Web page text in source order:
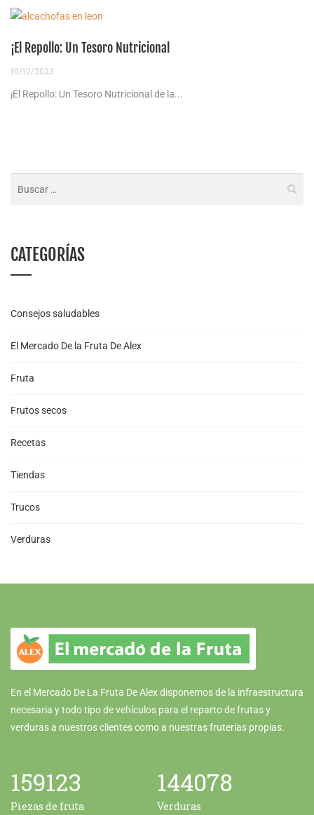
¡El Repollo: Un Tesoro Nutricional
10/10/2023
¡El Repollo: Un Tesoro Nutricional de la...
CATEGORÍAS
Consejos saludables
El Mercado De la Fruta De Alex
Fruta
Frutos secos
Recetas
Tiendas
Trucos
Verduras
En el Mercado De La Fruta De Alex disponemos de la infraestructura
necesaria y todo tipo de vehículos para el reparto de frutas y
verduras a nuestros clientes como a nuestras fruterías propias.
159123
Piezas de fruta
144078
Verduras